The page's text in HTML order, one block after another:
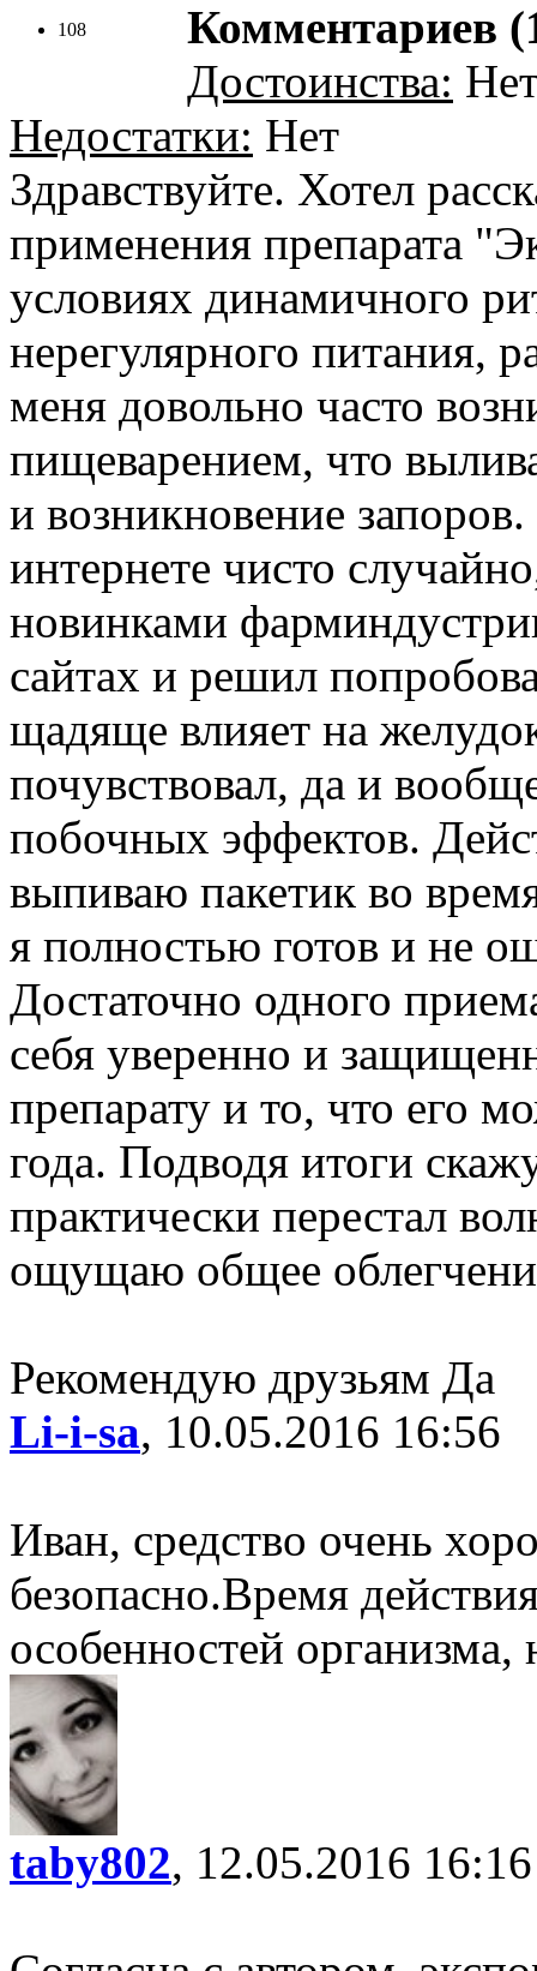
108
Комментариев
Достоинства:
Недостатки: Нет
Здравствуйте. Хотел
применения препарата
условиях динамичного
нерегулярного питания,
меня довольно часто
пищеварением, что
и возникновение
интернете чисто
новинками
сайтах и решил
щадяще влияет на
почувствовал, да и
побочных эффектов.
выпиваю пакетик во
я полностью готов и не
Достаточно одного
себя уверенно и
препарату и то, что его
года. Подводя итоги
практически перестал
ощущаю общее
Рекомендую друзьям Да
Li-i-sa, 10.05.2016 16:56
Иван, средство очень
безопасно.Время
особенностей организма,
taby802, 12.05.2016 16:16